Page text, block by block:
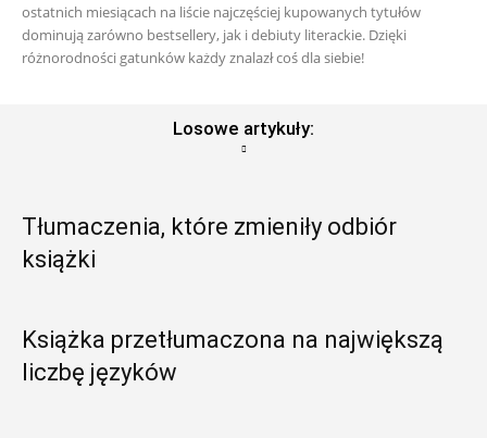
ostatnich miesiącach na liście najczęściej kupowanych tytułów
dominują zarówno bestsellery, jak i debiuty literackie. Dzięki
różnorodności gatunków każdy znalazł coś dla siebie!
Losowe artykuły:
Tłumaczenia, które zmieniły odbiór
książki
Książka przetłumaczona na największą
liczbę języków